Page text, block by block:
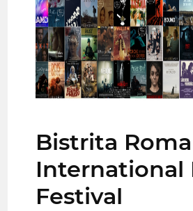
Bistrita
International
Festival